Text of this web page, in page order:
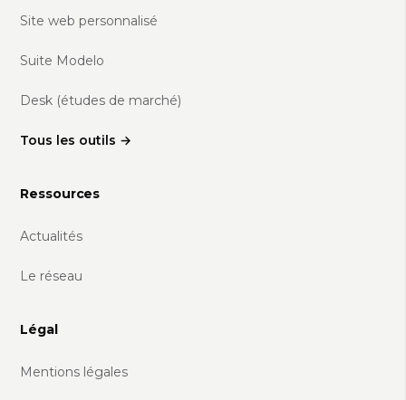
Site web personnalisé
Suite Modelo
Desk (études de marché)
Tous les outils →
Ressources
Actualités
Le réseau
Légal
Mentions légales